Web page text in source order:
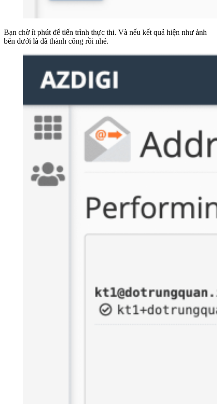
Bạn chờ ít phút để tiến trình thực thi. Và nếu kết quả hiện như ảnh
bên dưới là đã thành công rồi nhé.